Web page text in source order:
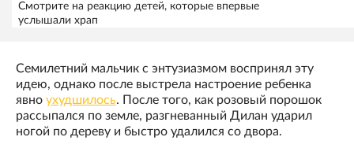
Смотрите на реакцию детей, которые впервые
услышали храп
Семилетний мальчик с энтузиазмом воспринял эту
идею, однако после выстрела настроение ребенка
явно ухудшилось. После того, как розовый порошок
рассыпался по земле, разгневанный Дилан ударил
ногой по дереву и быстро удалился со двора.